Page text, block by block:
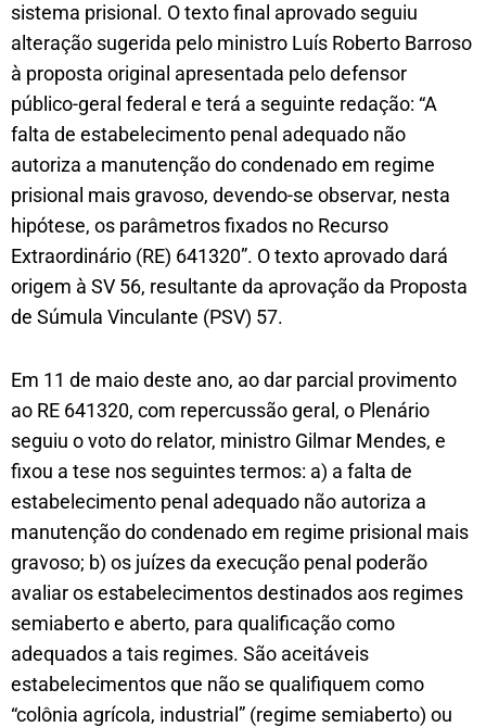
sistema prisional. O texto final aprovado seguiu
alteração sugerida pelo ministro Luís Roberto Barroso
à proposta original apresentada pelo defensor
público-geral federal e terá a seguinte redação: “A
falta de estabelecimento penal adequado não
autoriza a manutenção do condenado em regime
prisional mais gravoso, devendo-se observar, nesta
hipótese, os parâmetros fixados no Recurso
Extraordinário (RE) 641320”. O texto aprovado dará
origem à SV 56, resultante da aprovação da Proposta
de Súmula Vinculante (PSV) 57.
Em 11 de maio deste ano, ao dar parcial provimento
ao RE 641320, com repercussão geral, o Plenário
seguiu o voto do relator, ministro Gilmar Mendes, e
fixou a tese nos seguintes termos: a) a falta de
estabelecimento penal adequado não autoriza a
manutenção do condenado em regime prisional mais
gravoso; b) os juízes da execução penal poderão
avaliar os estabelecimentos destinados aos regimes
semiaberto e aberto, para qualificação como
adequados a tais regimes. São aceitáveis
estabelecimentos que não se qualifiquem como
“colônia agrícola, industrial” (regime semiaberto) ou